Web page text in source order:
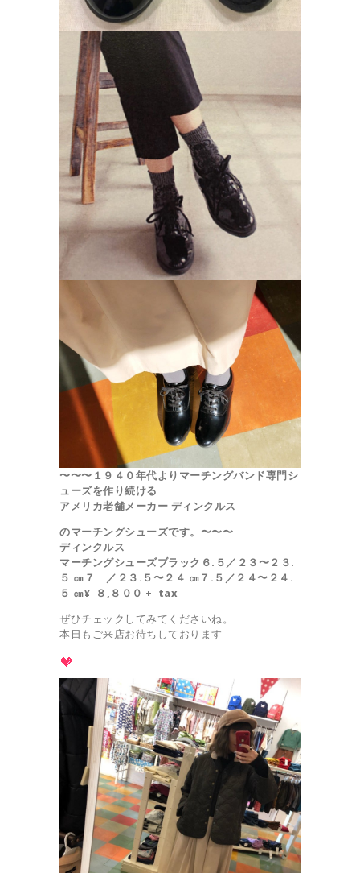
〜〜〜１９４０年代より マーチングバンド専門シ
ューズを作り続ける
アメリカ老舗メーカー ディンクルス
のマーチングシューズです。〜〜〜
ディンクルス
マーチングシューズブラック ６.５／２３〜２３.
５ ㎝ ７ ／２３.５〜２４ ㎝７.５／２４〜２４.
５ ㎝¥ ８,８００ + tax
ぜひチェックしてみてくださいね。
本日もご来店お待ちしております